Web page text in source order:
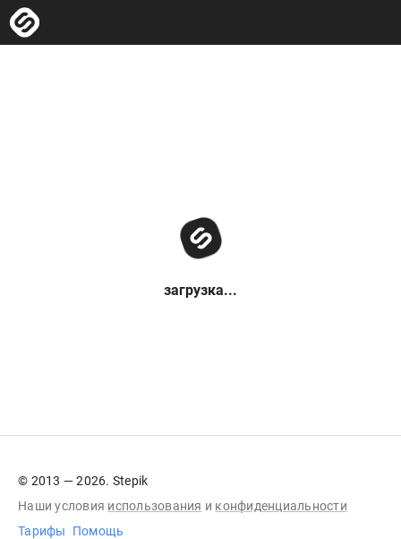
загрузка...
© 2013 — 2026. Stepik
Наши условия использования и конфиденциальности
Тарифы
Помощь